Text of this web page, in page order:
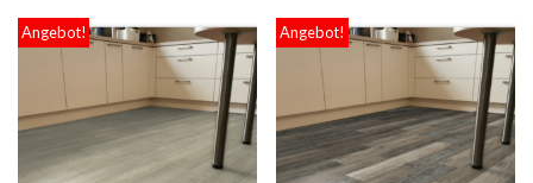
Angebot! Angebot!